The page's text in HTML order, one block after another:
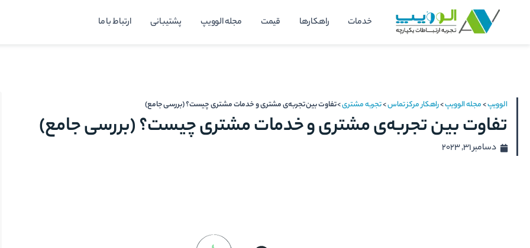
خدمات راهکارها قیمت مجله الوویپ پشتیبانی ارتباط با ما
الوویپ>مجله الوویپ>راهکار مرکز تماس>تجربه مشتری>تفاوت بین تجربه‌ی مشتری و خدمات مشتری چیست؟ (بررسی جامع)
تفاوت بین تجربه‌ی مشتری و خدمات مشتری چیست؟ (بررسی جامع)
دسامبر 31, 2023